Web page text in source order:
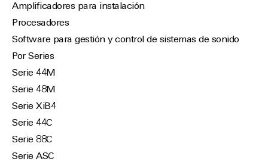
Amplificadores para instalación
Procesadores
Software para gestión y control de sistemas de sonido
Por Series
Serie 44M
Serie 48M
Serie XiB4
Serie 44C
Serie 88C
Serie ASC